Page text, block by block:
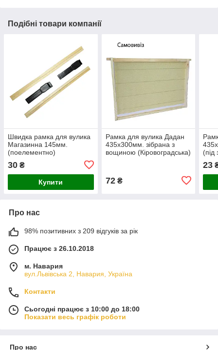
Подібні товари компанії
Швидка рамка для вулика
Магазинна 145мм.
(поелементно)
30 ₴
Купити
Рамка для вулика Дадан
435x300мм. зібрана з
вощиною (Кіровоградська)
72₴
23
Про нас
98% позитивних з 209 відгуків за рік
Працює з 26.10.2018
м. Навария
вул.Львівська 2, Навария, Україна
Контакти
Сьогодні працює з 10:00 до 18:00
Показати весь графік роботи
Про нас